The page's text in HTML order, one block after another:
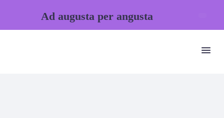
Ad augusta per angusta